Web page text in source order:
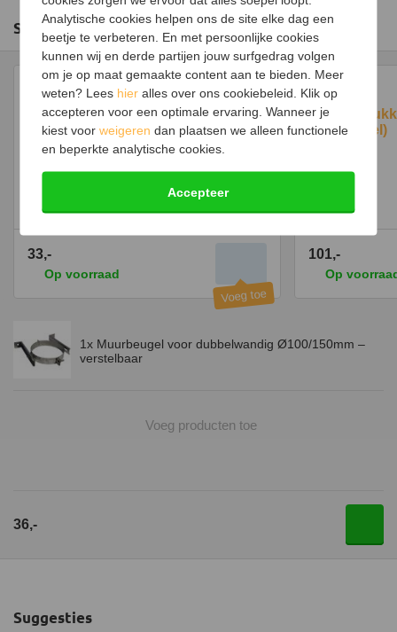
situaties. De minimale afstand van de muur tot het kanaal is 48
millimeter en de maximale afstand van de muur tot het kanaal is
103 millimeter.
Indien de maximale afstand van de muur tot het kanaal te klein is,
kan deze verlengd worden met een verlengstuk.
Slim combineren
Afstandhouders voor muurbeugel
(universeel)
33,-
Op voorraad
(universeel)
101,-
Op
1x Muurbeugel voor dubbelwandig Ø100/150mm –
verstelbaar
Voeg producten toe
36,-
Suggesties
Analytische cookies helpen ons de site elke dag een
beetje te verbeteren. En met persoonlijke cookies
kunnen wij en derde partijen jouw surfgedrag volgen
om je op maat gemaakte content aan te bieden. Meer
weten? Lees hier alles over ons cookiebeleid. Klik op
accepteren voor een optimale ervaring. Wanneer je
kiest voorweigeren dan plaatsen we alleen functionele
en beperkte analytische cookies.
Accepteer